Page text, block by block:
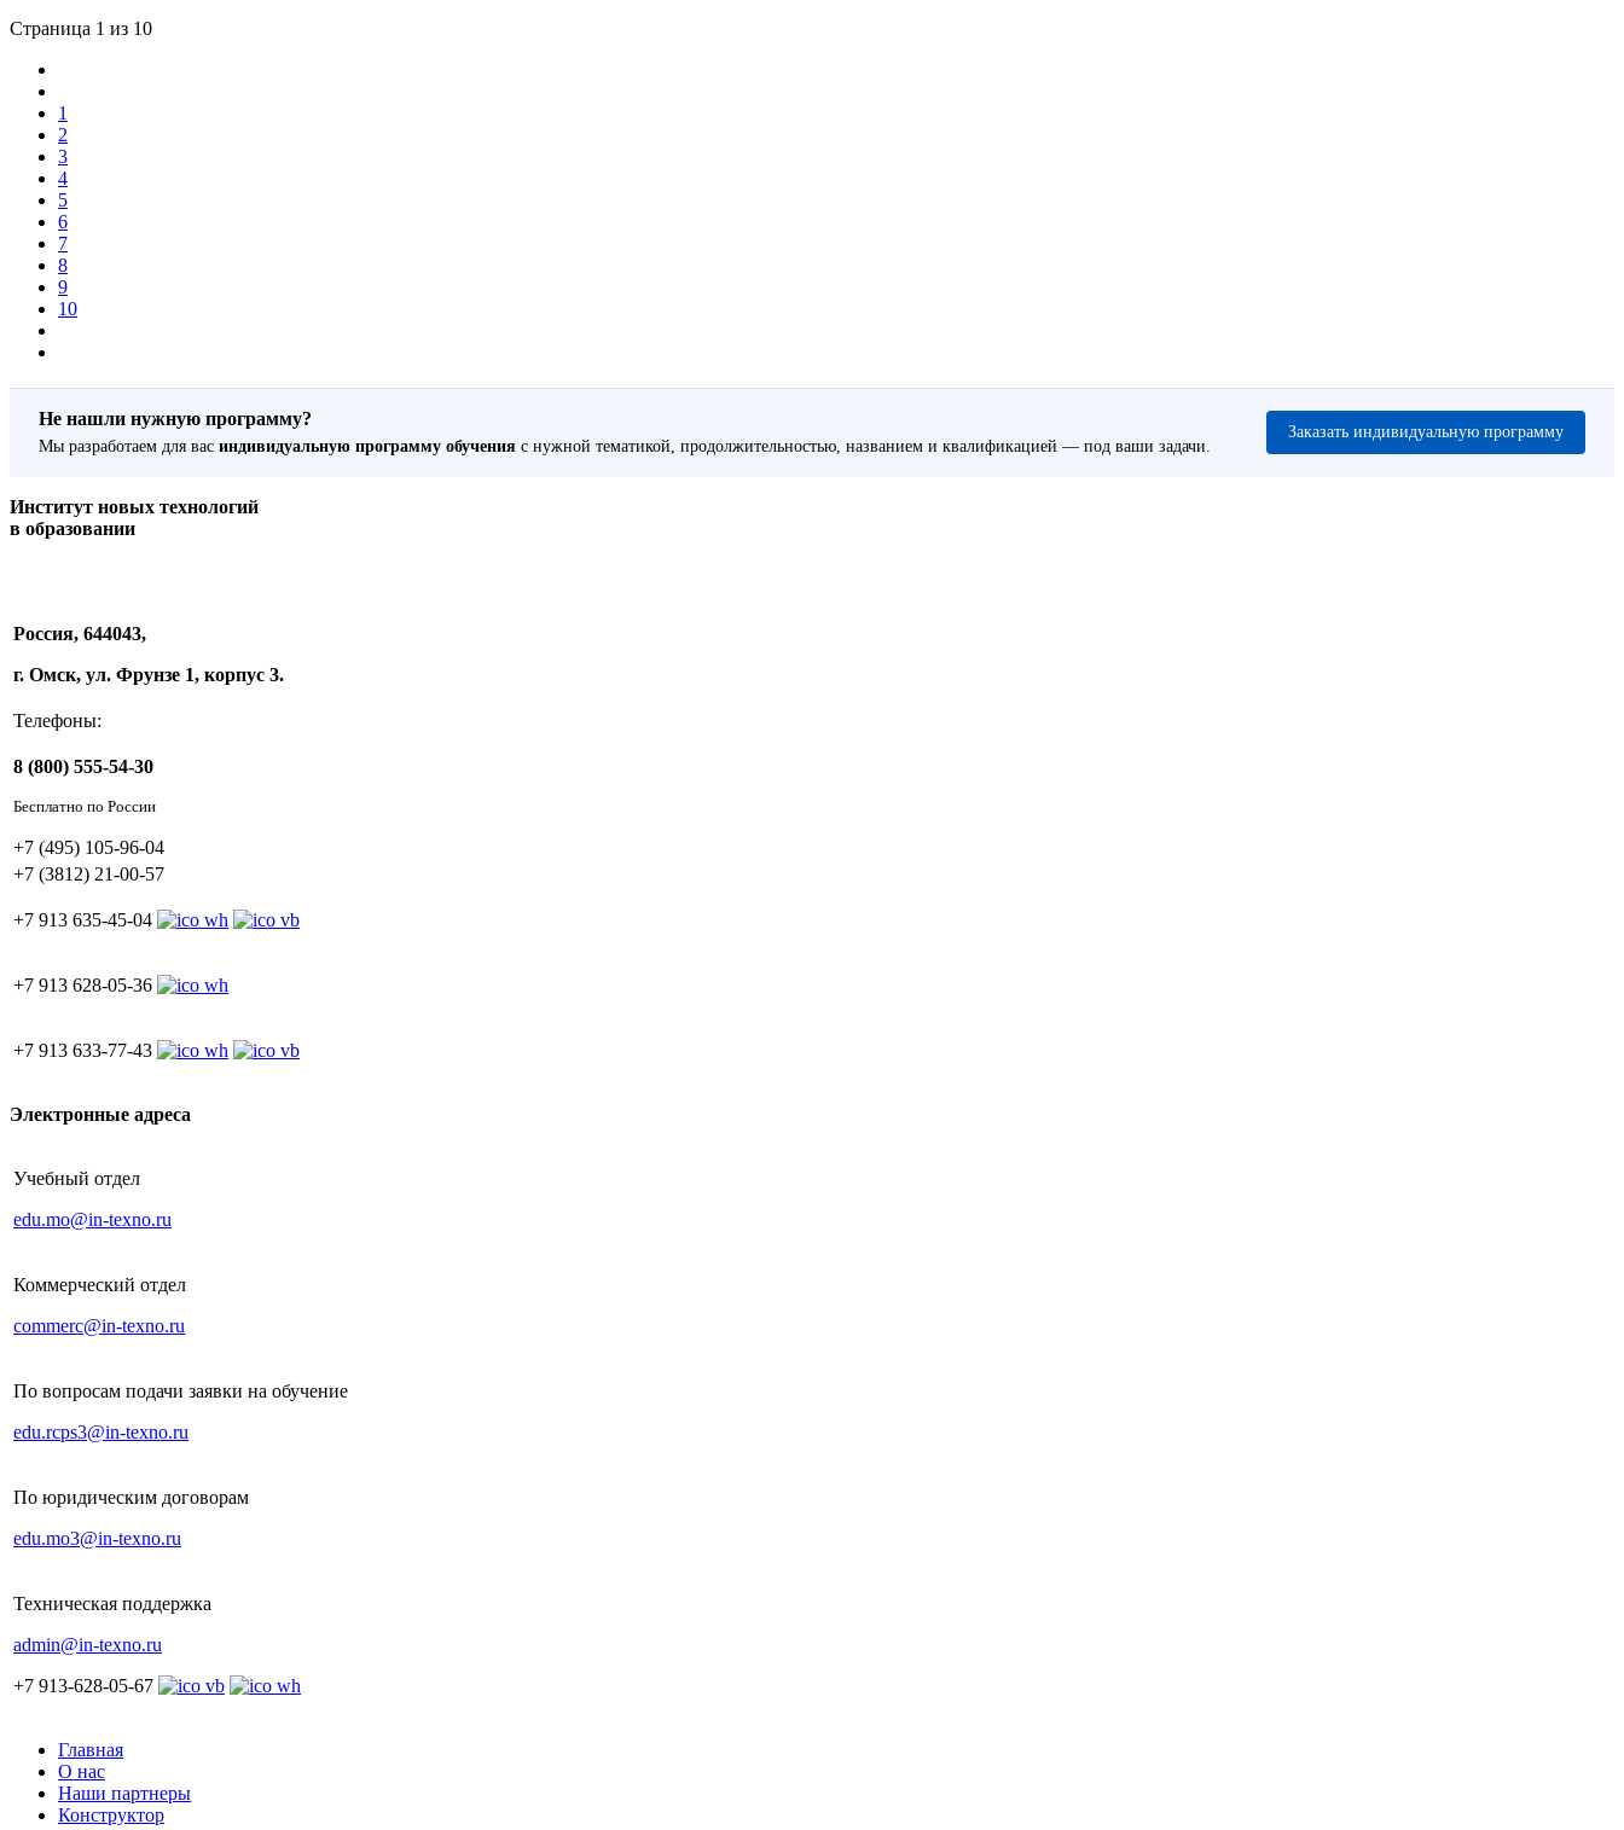
Страница 1 из 10
1
2
3
4
5
6
7
8
9
10
Не нашли нужную программу?
Мы разработаем для вас индивидуальную программу обучения с нужной тематикой, продолжительностью, названием и квалификацией — под ваши задачи.
Заказать индивидуальную программу
Институт новых технологий
в образовании
Россия, 644043,
г. Омск, ул. Фрунзе 1, корпус 3.
Телефоны:
8 (800) 555-54-30
Бесплатно по России
+7 (495) 105-96-04
+7 (3812) 21-00-57
+7 913 635-45-04
+7 913 628-05-36
+7 913 633-77-43
Электронные адреса
Учебный отдел
edu.mo@in-texno.ru
Коммерческий отдел
commerc@in-texno.ru
По вопросам подачи заявки на обучение
edu.rcps3@in-texno.ru
По юридическим договорам
edu.mo3@in-texno.ru
Техническая поддержка
admin@in-texno.ru
+7 913-628-05-67
Главная
О нас
Наши партнеры
Конструктор